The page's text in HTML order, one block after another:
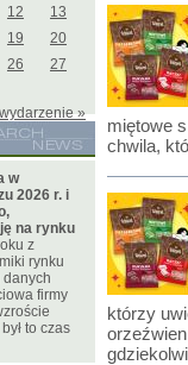
miętowe
chwila,
którzy
12
13
19 20
26
27
»
w
2026 r. i
na rynku
z
rynku
danych
firmy
to czas